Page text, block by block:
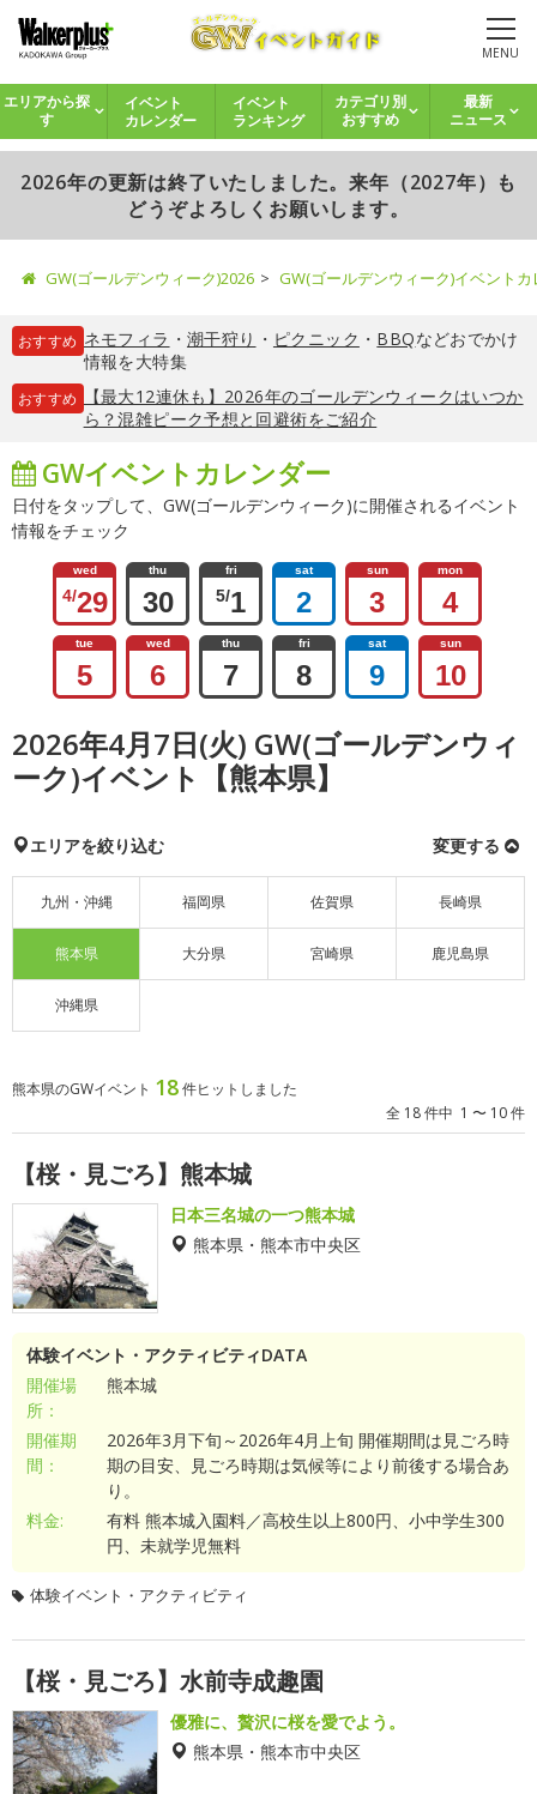
MENU
エリアから探
す
イベント
カレンダー
イベント
ランキング
カテゴリ別
おすすめ
最新
ニュース
2026年の更新は終了いたしました。来年（2027年）も
どうぞよろしくお願いします。
GW(ゴールデンウィーク)2026 GW(ゴールデンウィーク)イベント
おすすめ ネモフィラ ・ 潮干狩り ・ ピクニック ・ BBQなどおでかけ
情報を大特集
おすすめ
【最大12連休も】2026年のゴールデンウィークはいつか
ら？混雑ピーク予想と回避術をご紹介
GWイベントカレンダー
日付をタップして、GW(ゴールデンウィーク)に開催されるイベント
情報をチェック
wed
4/29
thu
30
fri
5/1
sat
2
sun
3
mon
4
tue
5
wed
6
thu
7
fri
8
sat
9
sun
10
2026年4月7日(火) GW(ゴールデンウィ
ーク)イベント【熊本県】
エリアを絞り込む 変更する
九州・沖縄 福岡県 佐賀県 長崎県
熊本県 大分県 宮崎県 鹿児島県
沖縄県
熊本県のGWイベント 18件ヒットしました
全 18 件中 1 〜 10 件
【桜・見ごろ】熊本城
日本三名城の一つ熊本城
熊本県・熊本市中央区
体験イベント・アクティビティDATA
開催場
所：
熊本城
開催期
間：
2026年3月下旬～2026年4月上旬 開催期間は見ごろ時
期の目安、見ごろ時期は気候等により前後する場合あ
り。
料金:
有料 熊本城入園料／高校生以上800円、小中学生300
円、未就学児無料
体験イベント・アクティビティ
【桜・見ごろ】水前寺成趣園
優雅に、贅沢に桜を愛でよう。
熊本県・熊本市中央区